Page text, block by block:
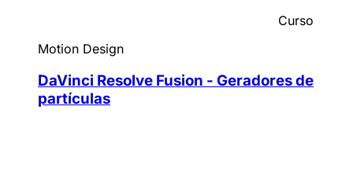
Curso
Motion Design
DaVinci Resolve Fusion - Geradores de
partículas